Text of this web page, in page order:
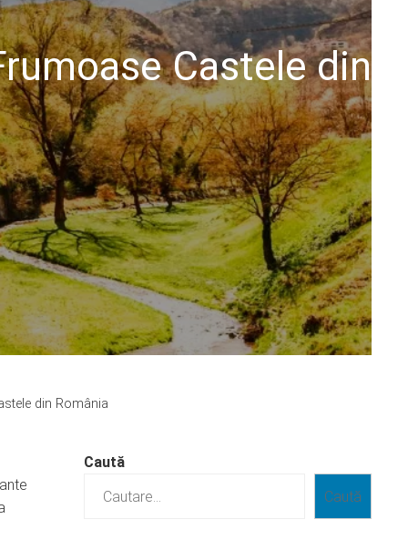
Castele din
din România
Caută
Caută